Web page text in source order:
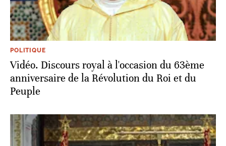
POLITIQUE
Vidéo. Discours royal à l'occasion du 63ème
anniversaire de la Révolution du Roi et du
Peuple